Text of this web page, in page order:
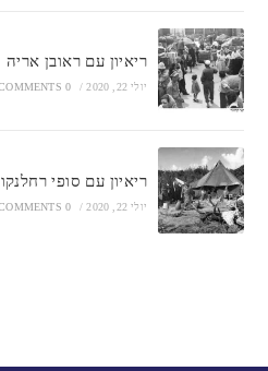
ריאיון עם ראובן אריה
יולי 22, 2020 /
0 COMMENTS
ריאיון עם סופי רחלנקו
יולי 22, 2020 /
0 COMMENTS